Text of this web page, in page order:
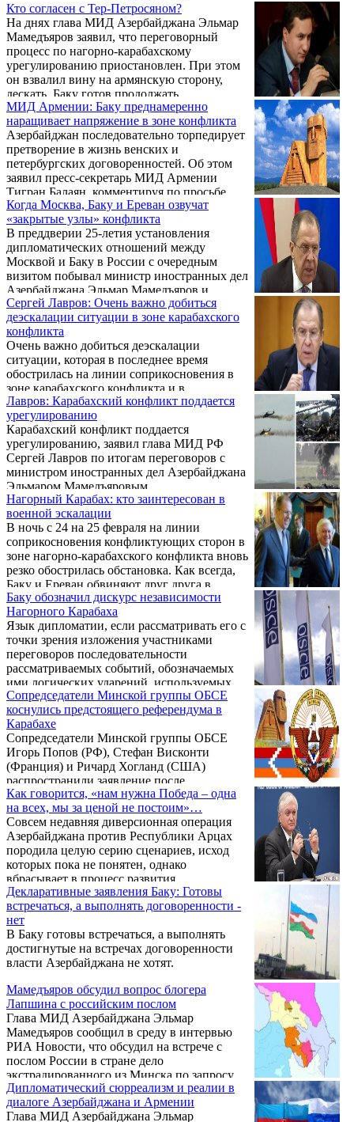
Кто согласен с Тер-Петросяном?
На днях глава МИД Азербайджана Эльмар
Мамедъяров заявил, что переговорный
процесс по нагорно-карабахскому
урегулированию приостановлен. При этом
он взвалил вину на армянскую сторону,
дескать, Баку готов продолжать
субстантивные переговоры, но в Армении
парламентские выборы, вопрос может быть
политизирован, а потому надо подождать
завершения избирательной кампании.
МИД Армении: Баку преднамеренно
наращивает напряжение в зоне конфликта
Азербайджан последовательно торпедирует
претворение в жизнь венских и
петербургских договоренностей. Об этом
заявил пресс-секретарь МИД Армении
Тигран Балаян, комментируя по просьбе
корреспондента Новости Армении –
NEWS.am заявление главы МИД
Азербайджана.
Когда Москва, Баку и Ереван озвучат
«закрытые узлы» конфликта
В преддверии 25-летия установления
дипломатических отношений между
Москвой и Баку в России с очередным
визитом побывал министр иностранных дел
Азербайджана Эльмар Мамедъяров и
провел переговоры со своим коллегой
Сергеем Лавровым. Этот визит
анонсировался ранее. В переговорную
повестку были включены вопросы
двухстороннего сотрудничества между
Азербайджаном и Россией, проблемы
определения статуса Каспийского моря,
обсуждение ситуации, складывающейся в
Закавказье и на Ближнем Востоке. В том
числе, конечно, ...
Сергей Лавров: Очень важно добиться
деэскалации ситуации в зоне карабахского
конфликта
Очень важно добиться деэскалации
ситуации, которая в последнее время
обострилась на линии соприкосновения в
зоне карабахского конфликта и в
публичном пространстве, заявил глава
МИД РФ Сергей Лавров на пресс-
конференции со своим азербайджанским
коллегой Эльмаром Мамедъяровым.
Лавров: Карабахский конфликт поддается
урегулированию
Карабахский конфликт поддается
урегулированию, заявил глава МИД РФ
Сергей Лавров по итогам переговоров с
министром иностранных дел Азербайджана
Эльмаром Мамедъяровым.
Нагорный Карабах: кто заинтересован в
военной эскалации
В ночь с 24 на 25 февраля на линии
соприкосновения конфликтующих сторон в
зоне нагорно-карабахского конфликта вновь
резко обострилась обстановка. Как всегда,
Баку и Ереван обвиняют друг друга в
эскалации напряженности, приводят свои
мотивационные доводы и аргументы. К
ним можно относится по-разному, но
главное отталкиваться от фактов. После
апрельской войны 2016 года появились
Венские и Санкт-Петербургские
соглашения, предусматривающие введение
на линию соприкосновения системы
регулярного мониторинга ...
Баку обозначил дискурс независимости
Нагорного Карабаха
Язык дипломатии, если рассматривать его с
точки зрения изложения участниками
переговоров последовательности
рассматриваемых событий, обозначаемых
ими логических ударений, используемых
синтаксических конструкций и
употребления инфинитива, позволяет
зафиксировать ситуацию, обозначить
элементы, которые стороны обсуждают, но
о которых предпочитают не говорить
публично.
Сопредседатели Минской группы ОБСЕ
коснулись предстоящего референдума в
Карабахе
Сопредседатели Минской группы ОБСЕ
Игорь Попов (РФ), Стефан Висконти
(Франция) и Ричард Хогланд (США)
распространили заявление после
прошедших накануне в Мюнхене как
двусторонних, так и совместных встреч с
главами МИД Армении и Азербайджана
Эдвардом Налбандяном и Эльмаром
Мамедъяровым по карабахскому
урегулированию. Во встрече принял также
участие личный представитель
действующего председателя ОБСЕ Анджей
Каспршик.
Как говорится, «нам нужна Победа – одна
на всех, мы за ценой не постоим»…
Совсем недавняя диверсионная операция
Азербайджана против Республики Арцах
породила целую серию сценариев, исход
которых пока не понятен, однако
вбрасывает в процесс развития
урегулирования конфликта между Арцахом
и Азербайджаном некоторые нюансы.
Причём это – и без пресловутого «дела
блогера Лапшина». Нам обязательно надо
уловить щекотливость переживаемого
момента – ведь 15 февраля было объявлено,
Эдвард Налбандян примет участие в
очередной Мюнхенской конференции ...
Декларативные заявления Баку: Готовы
встречаться, а выполнять договоренности -
нет
В Баку готовы встречаться, а выполнять
достигнутые на встречах договоренности
власти Азербайджана не хотят.
Мамедъяров обсудил вопрос блогера
Лапшина с российским послом
Глава МИД Азербайджана Эльмар
Мамедъяров сообщил в среду в интервью
РИА Новости, что обсудил на встрече с
послом России в стране дело
экстрадированного из Минска по запросу
Баку блогера Александра Лапшина, как
ожидается, консул встретится с обвиняемым
в 9-10 февраля.
Дипломатический сюрреализм и реалии в
диалоге Азербайджана и Армении
Глава МИД Азербайджана Эльмар